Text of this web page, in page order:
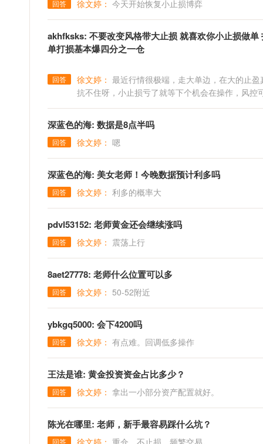
回答 徐文婷： 今天开始恢复小止损博弈
akhfksks: 不要改变风格带大止损 就喜欢你小止损做
单打损基本爆四分之一仓
回答 徐文婷： 最近行情很极端，走大单边，在大的止
抗不住呀，小止损亏了就等下个机会在操作，风控
深蓝色的海: 数据是8点半吗
回答 徐文婷： 嗯
深蓝色的海: 美女老师！今晚数据预计利多吗
回答 徐文婷： 利多的概率大
pdvl53152: 老师黄金还会继续涨吗
回答 徐文婷： 震荡上行
8aet27778: 老师什么位置可以多
回答 徐文婷： 50-52附近
ybkgq5000: 会下4200吗
回答 徐文婷： 有点难。回调低多操作
王法是谁: 黄金投资资金占比多少？
回答 徐文婷： 拿出一小部分资产配置就好。
陈光在哪里: 老师，新手最容易踩什么坑？
回答 徐文婷： 重仓、不止损、频繁交易。